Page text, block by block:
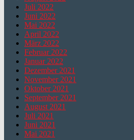
Juli 2022
Juni 2022
Mai 2022
April 2022
März 2022
Februar 2022
Januar 2022
Dezember 2021
November 2021
Oktober 2021
September 2021
August 2021
Juli 2021
Juni 2021
Mai 2021